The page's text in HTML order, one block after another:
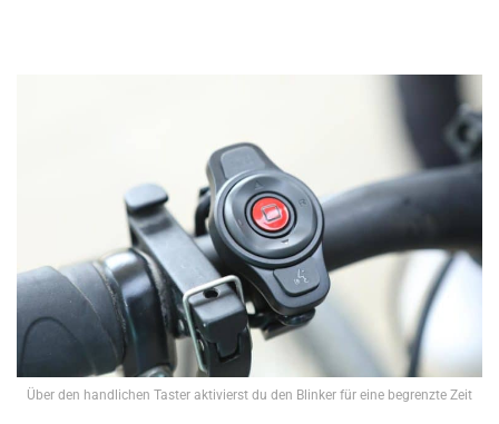
Über den handlichen Taster aktivierst du den Blinker für eine begrenzte Zeit